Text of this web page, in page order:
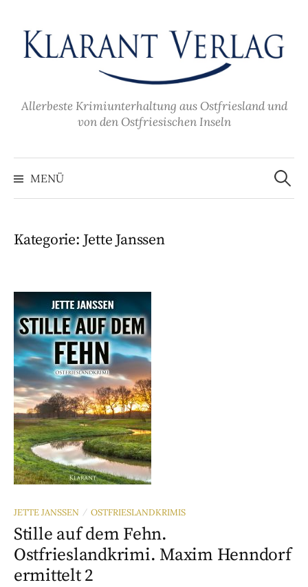
Inhalt
überspringen
Allerbeste Krimiunterhaltung aus Ostfriesland und
von den Ostfriesischen Inseln
MENÜ
Suche
nach:
Kategorie: Jette Janssen
JETTE JANSSEN / OSTFRIESLANDKRIMIS
Stille auf dem Fehn.
Ostfrieslandkrimi. Maxim Henndorf
ermittelt 2